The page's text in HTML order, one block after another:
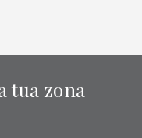
tua zona